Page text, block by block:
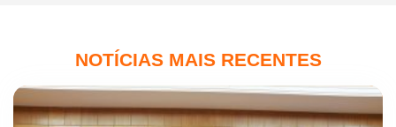
NOTÍCIAS MAIS RECENTES